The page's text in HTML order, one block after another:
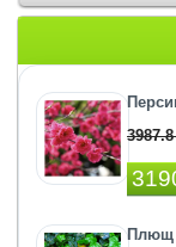
Плющ